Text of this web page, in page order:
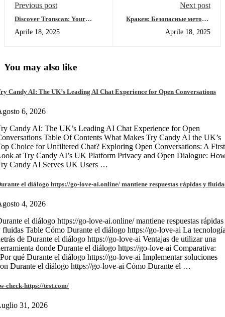
Previous post
Discover Tronscan: Your
Insights
Aprile 18, 2025
Next post
Кракен: Безопасные методы
Aprile 18, 2025
You may also like
Candy AI: The UK’s Leading AI Chat Experience for Open Conversations
6, 2026
Candy AI: The UK’s Leading AI Chat Experience for Open
Table Of Contents What Makes Try Candy AI the UK’s
Choice for Unfiltered Chat? Exploring Open Conversations: A First
at Try Candy AI’s UK Platform Privacy and Open Dialogue:
Candy AI Serves UK Users …
el diálogo https://go-love-ai.online/ mantiene respuestas rápidas y
4, 2026
el diálogo https://go-love-ai.online/ mantiene respuestas rápidas
fluidas Table Cómo Durante el diálogo https://go-love-ai La
de Durante el diálogo https://go-love-ai Ventajas de utilizar una
donde Durante el diálogo https://go-love-ai Comparativa:
qué Durante el diálogo https://go-love-ai Implementar soluciones
Durante el diálogo https://go-love-ai Cómo Durante el …
check-https://test.com/
31, 2026